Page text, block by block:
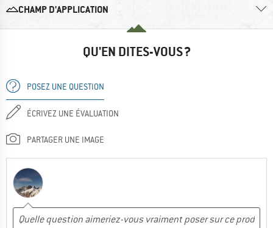
CHAMP D'APPLICATION
QU'EN DITES-VOUS ?
POSEZ UNE QUESTION
ÉCRIVEZ UNE ÉVALUATION
PARTAGER UNE IMAGE